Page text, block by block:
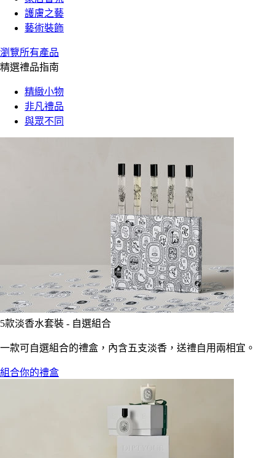
護膚之藝
藝術裝飾
瀏覽所有產品
精選禮品指南
精緻小物
非凡禮品
與眾不同
5款淡香水套裝 - 自選組合
一款可自選組合的禮盒，內含五支淡香，送禮自用兩相宜。
組合你的禮盒